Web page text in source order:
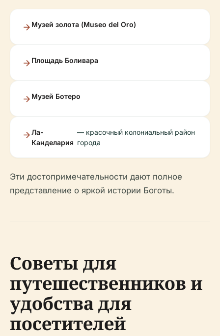
Музей золота (Museo del Oro)
Площадь Боливара
Музей Ботеро
Ла-
Канделария
— красочный колониальный район
города
Эти достопримечательности дают полное
представление о яркой истории Боготы.
Советы для
путешественников и
удобства для
посетителей